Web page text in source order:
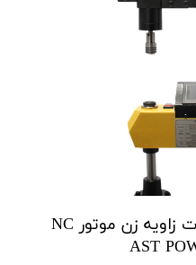
قلاویز زن برقی M36 اتومات زاویه زن موتور NC